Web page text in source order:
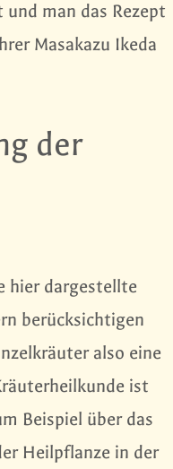
man das Rezept
Masakazu Ikeda
der
hier dargestellte
berücksichtigen
also eine
ist
Beispiel über das
Heilpflanze in der